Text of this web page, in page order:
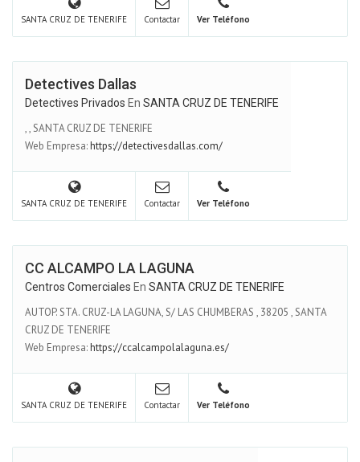
SANTA CRUZ DE TENERIFE Contactar Ver Teléfono
Detectives Dallas
Detectives Privados En SANTA CRUZ DE TENERIFE
,,SANTA CRUZ DE TENERIFE
Web Empresa:https://detectivesdallas.com/
SANTA CRUZ DE TENERIFE Contactar Ver Teléfono
CC ALCAMPO LA LAGUNA
Centros Comerciales En SANTA CRUZ DE TENERIFE
AUTOP. STA. CRUZ-LA LAGUNA, S/ LAS CHUMBERAS , 38205 ,SANTA
CRUZ DE TENERIFE
Web Empresa:https://ccalcampolalaguna.es/
SANTA CRUZ DE TENERIFE Contactar Ver Teléfono